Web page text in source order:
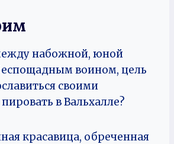
набожной, юной
воином, цель
своими
в Вальхалле?
красавица, обреченная